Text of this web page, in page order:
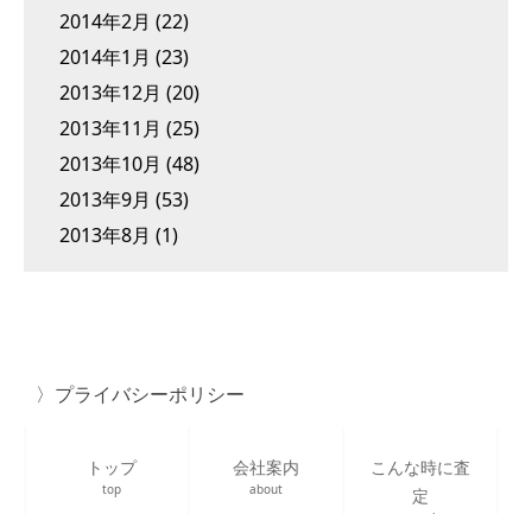
2014年2月 (22)
2014年1月 (23)
2013年12月 (20)
2013年11月 (25)
2013年10月 (48)
2013年9月 (53)
2013年8月 (1)
プライバシーポリシー
トップ
top
会社案内
about
こんな時に査
定